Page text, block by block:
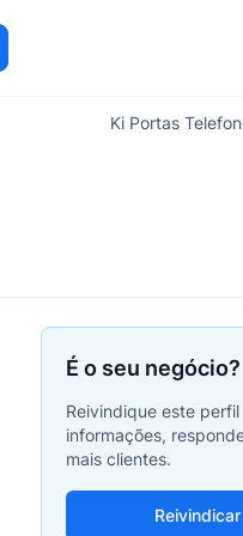
Ki Portas
É o seu negócio?
Reivindique este
informações,
mais clientes.